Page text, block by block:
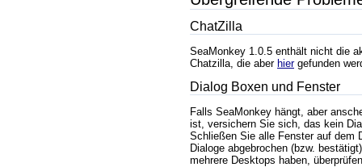
ChatZilla
SeaMonkey 1.0.5 enthält nicht die
Chatzilla, die aber hiergefunden
Dialog Boxen und Fenster
Falls SeaMonkey hängt, aber
ist, versichern Sie sich, das kein
Schließen Sie alle Fenster auf dem
Dialoge abgebrochen (bzw.
mehrere Desktops haben,